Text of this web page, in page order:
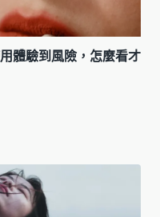
體驗到風險，怎麼看才